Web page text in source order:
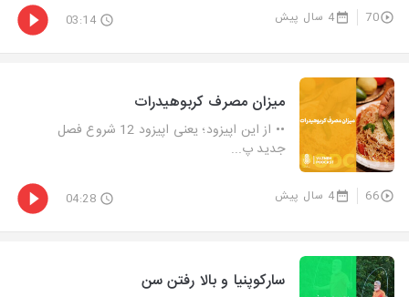
70 4 سال پیش 03:14
میزان مصرف کربوهیدرات
•• از این اپیزود؛ یعنی اپیزود 12 شروع فصل
جدید پ...
66 4 سال پیش 04:28
سارکوپنیا و بالا رفتن سن